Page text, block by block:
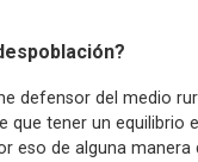
defensor del medio
que tener un equilibrio
eso de alguna manera